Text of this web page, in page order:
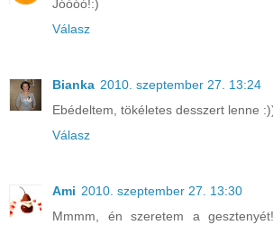
Jóóóó!:)
Válasz
Bianka 2010. szeptember 27. 13:24
Ebédeltem, tökéletes desszert lenne
Válasz
Ami 2010. szeptember 27. 13:30
Mmmm, én szeretem a